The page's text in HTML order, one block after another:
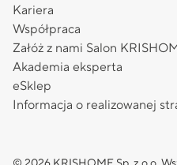
Kariera
Współpraca
Załóż z nami Salon
Akademia eksperta
eSklep
Informacja o realizowanej